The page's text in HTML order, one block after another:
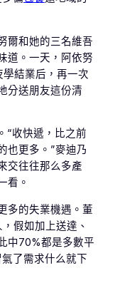
爾和她的三名維吾
道。一天，阿依努
結業后，再一次
分送朋友這份清
“收快遞，比之前
也更多。”麥迪乃
交往往那么多產
看。
多的失業機遇。董
假如加上送達、
中70%都是多數平
了需求什么就下